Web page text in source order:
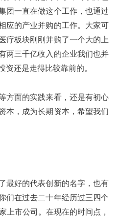
团一直在做这个工作，也通过
应的产业并购的工作。大家可
疗板块刚刚并购了一个大的上
两三千亿收入的企业我们也并
还是走得比较靠前的。
方面的实践来看，还是有初心
本，成为长期资本，希望我们
最好的代表创新的名字，也有
们在过去二十年经历过三四个
上市公司。在现在的时间点，